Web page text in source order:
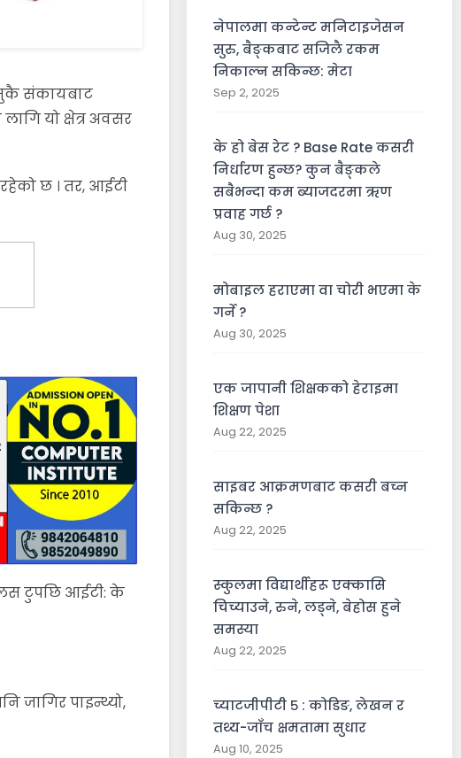
संकायबाट
यो क्षेत्र अवसर
छ । तर, आईटी
टुपछि आईटी: के
पाइन्थ्यो,
नेपालमा कन्टेन्ट मनिटाइजेसन
सुरु, बैङ्कबाट सजिलै रकम
निकाल्न सकिन्छ: मेटा
Sep 2, 2025
के हो बेस रेट ? Base Rate कसरी
निर्धारण हुन्छ? कुन बैङ्कले
सबैभन्दा कम ब्याजदरमा ऋण
प्रवाह गर्छ ?
Aug 30, 2025
मोबाइल हराएमा वा चोरी भएमा के
गर्ने ?
Aug 30, 2025
एक जापानी शिक्षकको हेराइमा
शिक्षण पेशा
Aug 22, 2025
साइबर आक्रमणबाट कसरी बच्न
सकिन्छ ?
Aug 22, 2025
स्कुलमा विद्यार्थीहरू एक्कासि
चिच्याउने, रुने, लड्ने, बेहोस हुने
समस्या
Aug 22, 2025
च्याटजीपीटी ५ : कोडिङ, लेखन र
तथ्य-जाँच क्षमतामा सुधार
Aug 10, 2025